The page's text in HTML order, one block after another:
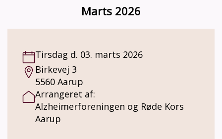
hverdagen.
Marts 2026
Tirsdag d. 03. marts 2026
Birkevej 3
5560 Aarup
Arrangeret af:
Alzheimerforeningen og Røde Kors
Aarup